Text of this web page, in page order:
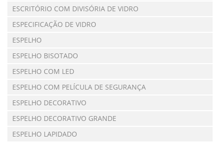
ESCRITÓRIO COM DIVISÓRIA DE VIDRO
ESPECIFICAÇÃO DE VIDRO
ESPELHO
ESPELHO BISOTADO
ESPELHO COM LED
ESPELHO COM PELÍCULA DE SEGURANÇA
ESPELHO DECORATIVO
ESPELHO DECORATIVO GRANDE
ESPELHO LAPIDADO